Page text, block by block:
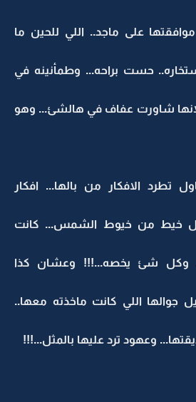
على ماجد.. اللي للحين ما
حست براحه... وطمأنينه في
شاورت عفاف في هالشئ... وهو
تطرد الافكار من بالها... افكار
كل خيط من خيوط الشمس... كانت
وكل شئ يخصه...!!! وعشان كذا
جوالها اللي كانت ماخذته معها..
وعهود ترد عليها بالمثل...!!!